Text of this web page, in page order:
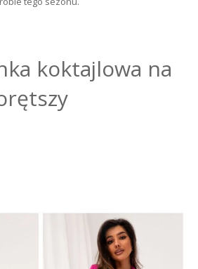
koktajlowa na